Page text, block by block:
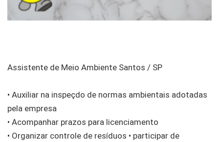
Assistente de Meio Ambiente Santos / SP
• Auxiliar na inspeçdo de normas ambientais adotadas
pela empresa
• Acompanhar prazos para licenciamento
• Organizar controle de resíduos • participar de